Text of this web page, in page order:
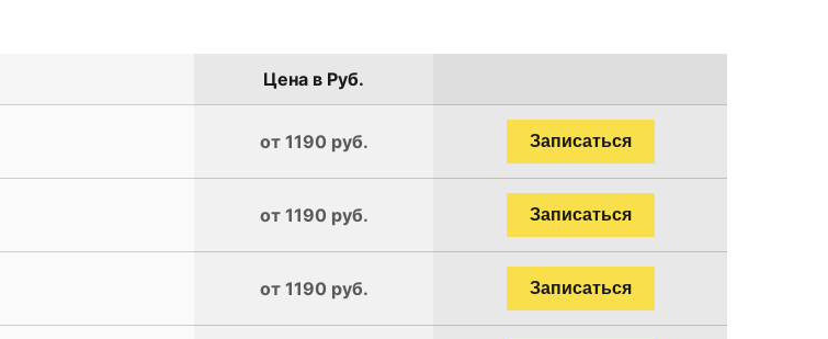
Цена в Руб.
от 1190 руб. Записаться
от 1190 руб. Записаться
от 1190 руб. Записаться